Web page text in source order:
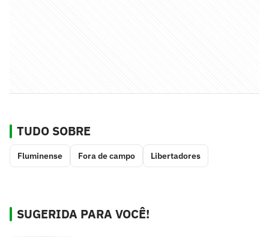
TUDO SOBRE
Fluminense Fora de campo Libertadores
SUGERIDA PARA VOCÊ!